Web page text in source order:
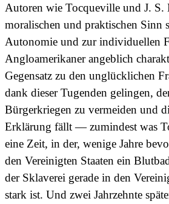
Autoren wie Tocqueville und J. S.
moralischen und praktischen Sinn
Autonomie und zur individuellen
Angloamerikaner angeblich
Gegensatz zu den unglücklichen
dank dieser Tugenden gelingen,
Bürgerkriegen zu vermeiden und
Erklärung fällt — zumindest was
eine Zeit, in der, wenige Jahre
den Vereinigten Staaten ein
der Sklaverei gerade in den
stark ist. Und zwei Jahrzehnte